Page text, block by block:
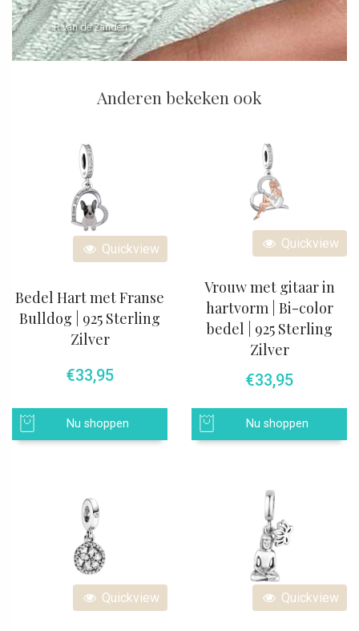
- R van de Zanden
Anderen bekeken ook
Quickview
Bedel Hart met Franse
Bulldog | 925 Sterling
Zilver
€33,95
Nu shoppen
Quickview
Vrouw met gitaar in
hartvorm | Bi-color
bedel | 925 Sterling
Zilver
€33,95
Nu shoppen
Quickview Quickview